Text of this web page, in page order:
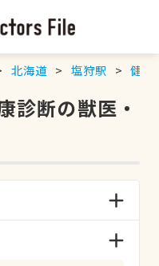
北海道 塩狩駅 健康
診断の獣医・